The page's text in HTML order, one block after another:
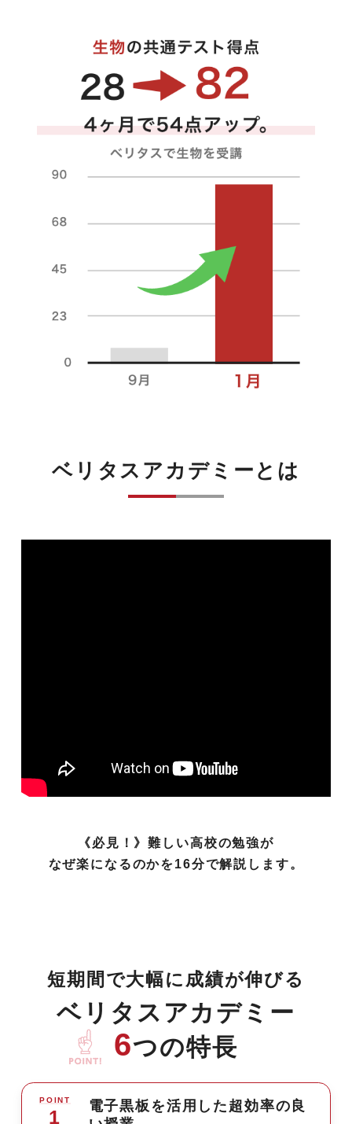
ベリタスアカデミーとは
《必見！》難しい高校の勉強が
なぜ楽になるのかを16分で解説します。
短期間で大幅に成績が伸びる
ベリタスアカデミー
6つの特長
POINT
1
電子黒板を活用した超効率の良